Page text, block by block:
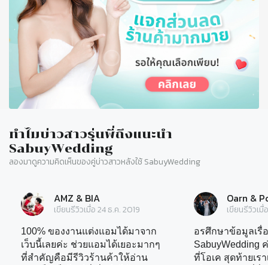
ทำไมบ่าวสาวรุ่นพี่ถึงแนะนำ
SabuyWedding
ลองมาดูความคิดเห็นของคู่บ่าวสาวหลังใช้ SabuyWedding
AMZ & BIA
เขียนรีวิวเมื่อ24 ธ.ค. 2019
100% ของงานแต่งแอมได้มาจาก
เว็บนี้เลยค่ะ ช่วยแอมได้เยอะมากๆ
ที่สำคัญคือมีรีวิวร้านค้าให้อ่าน
Oarn &
เขียนรีวิวเมื่
อรศึกษาข้อมูลเรื่
SabuyWedding
ที่โอเค สุดท้ายเร